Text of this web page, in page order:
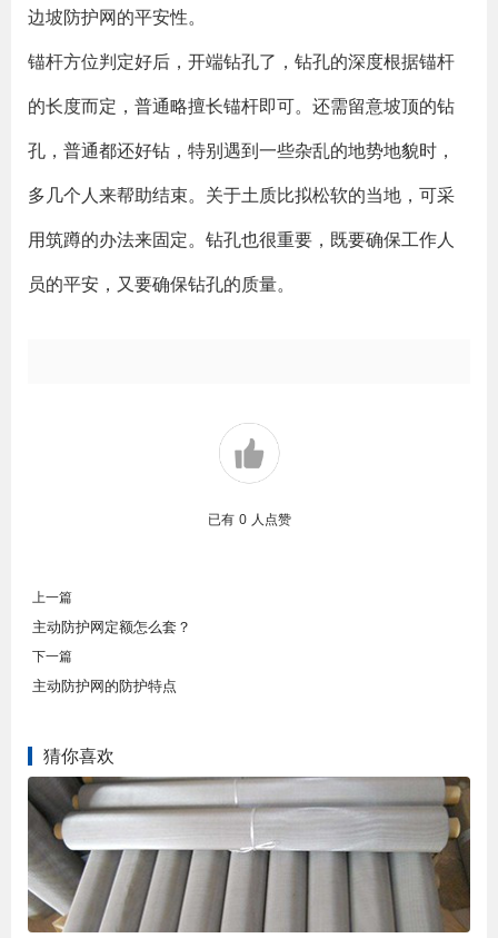
边坡防护网的平安性。
锚杆方位判定好后，开端钻孔了，钻孔的深度根据锚杆
的长度而定，普通略擅长锚杆即可。还需留意坡顶的钻
孔，普通都还好钻，特别遇到一些杂乱的地势地貌时，
多几个人来帮助结束。关于土质比拟松软的当地，可采
用筑蹲的办法来固定。钻孔也很重要，既要确保工作人
员的平安，又要确保钻孔的质量。
已有 0 人点赞
上一篇
主动防护网定额怎么套？
下一篇
主动防护网的防护特点
猜你喜欢